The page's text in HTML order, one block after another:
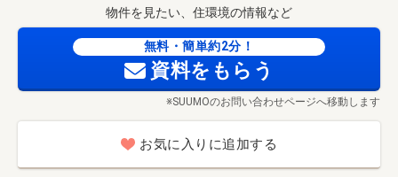
時間／10:00～20:00
日程／毎週土日祝
物件を見たい、住環境の情報など
無料・簡単約2分！
資料をもらう
※SUUMOのお問い合わせページへ移動します
お気に入りに追加する